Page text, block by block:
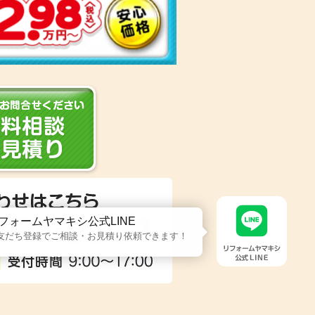
ォームヤマキシ公式LINE
だち登録でご相談・お見積り依頼できます！